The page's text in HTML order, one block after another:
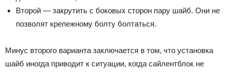
Второй — закрутить с боковых сторон пару шайб. Они не
позволят крепежному болту болтаться.
Минус второго варианта заключается в том, что установка
шайб иногда приводит к ситуации, когда сайлентблок не